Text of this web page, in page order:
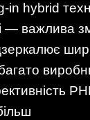
in hybrid
— важлива